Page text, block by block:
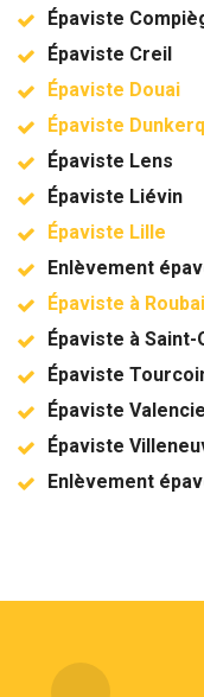
Épaviste
Épaviste Creil
Épaviste Douai
Épaviste
Épaviste Lens
Épaviste Liévin
Épaviste Lille
Enlèvement
Épaviste à
Épaviste à Saint-
Épaviste
Épaviste
Épaviste
Enlèvement